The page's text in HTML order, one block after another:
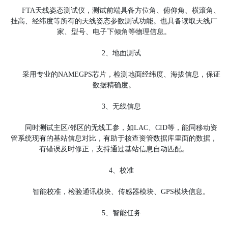
FTA天线姿态测试仪，测试前端具备方位角、俯仰角、横滚角、
挂高、经纬度等所有的天线姿态参数测试功能。也具备读取天线厂
家、型号、电子下倾角等物理信息。
2、地面测试
采用专业的NAMEGPS芯片，检测地面经纬度、海拔信息，保证
数据精确度。
3、无线信息
同时测试主区/邻区的无线工参，如LAC、CID等，能同移动资
管系统现有的基站信息对比，有助于核查资管数据库里面的数据，
有错误及时修正，支持通过基站信息自动匹配。
4、校准
智能校准，检验通讯模块、传感器模块、GPS模块信息。
5、智能任务